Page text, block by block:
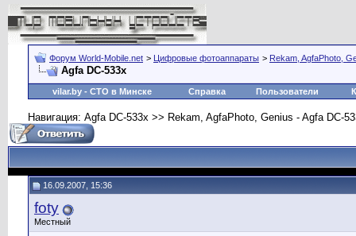
Форум World-Mobile.net > Цифровые фотоаппараты > Rekam, AgfaPhoto,
Agfa DC-533x
vilar.by - СТО в Минске Справка Пользователи
Навигация: Agfa DC-533x >> Rekam, AgfaPhoto, Genius - Agfa DC-
16.09.2007, 15:36
foty
Местный